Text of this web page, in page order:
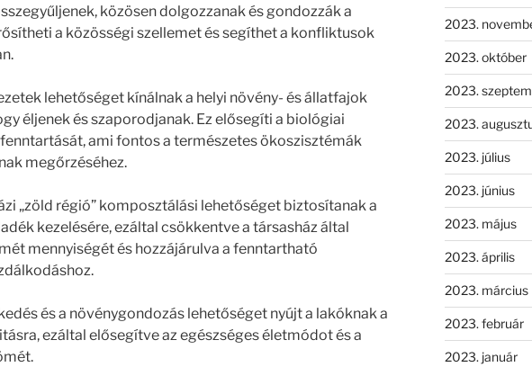
közösen dolgozzanak és gondozzák a
a közösségi szellemet és segíthet a konfliktusok
lehetőséget kínálnak a helyi növény- és állatfajok
éljenek és szaporodjanak. Ez elősegíti a biológiai
ami fontos a természetes ökoszisztémák
megőrzéséhez.
„zöld régió” komposztálási lehetőséget biztosítanak a
kezelésére, ezáltal csökkentve a társasház által
mennyiségét és hozzájárulva a fenntartható
és a növénygondozás lehetőséget nyújt a lakóknak a
ezáltal elősegítve az egészséges életmódot és a
2023.
2023. október
2023.
2023.
2023. július
2023. június
2023. május
2023. április
2023. március
2023. február
2023. január